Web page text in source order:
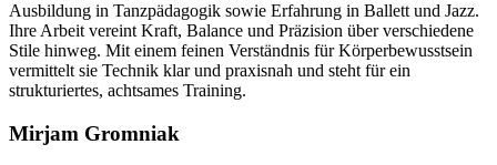
Ausbildung in Tanzpädagogik sowie Erfahrung in Ballett und Jazz.
Ihre Arbeit vereint Kraft, Balance und Präzision über verschiedene
Stile hinweg. Mit einem feinen Verständnis für Körperbewusstsein
vermittelt sie Technik klar und praxisnah und steht für ein
strukturiertes, achtsames Training.
Mirjam Gromniak